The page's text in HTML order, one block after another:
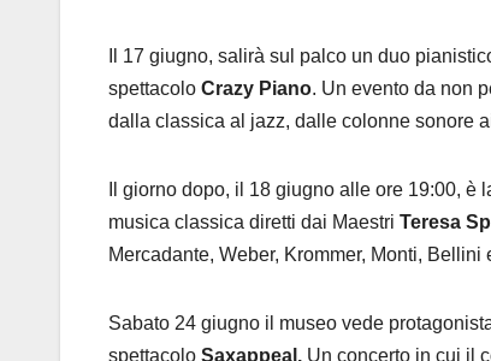
Il 17 giugno, salirà sul palco un duo
spettacolo Crazy Piano. Un evento da non
dalla classica al jazz, dalle colonne sonore
Il giorno dopo, il 18 giugno alle ore 19:00, è
musica classica diretti dai Maestri Teresa
Mercadante, Weber, Krommer, Monti, Bellini
Sabato 24 giugno il museo vede
spettacolo Saxappeal. Un concerto in cui il